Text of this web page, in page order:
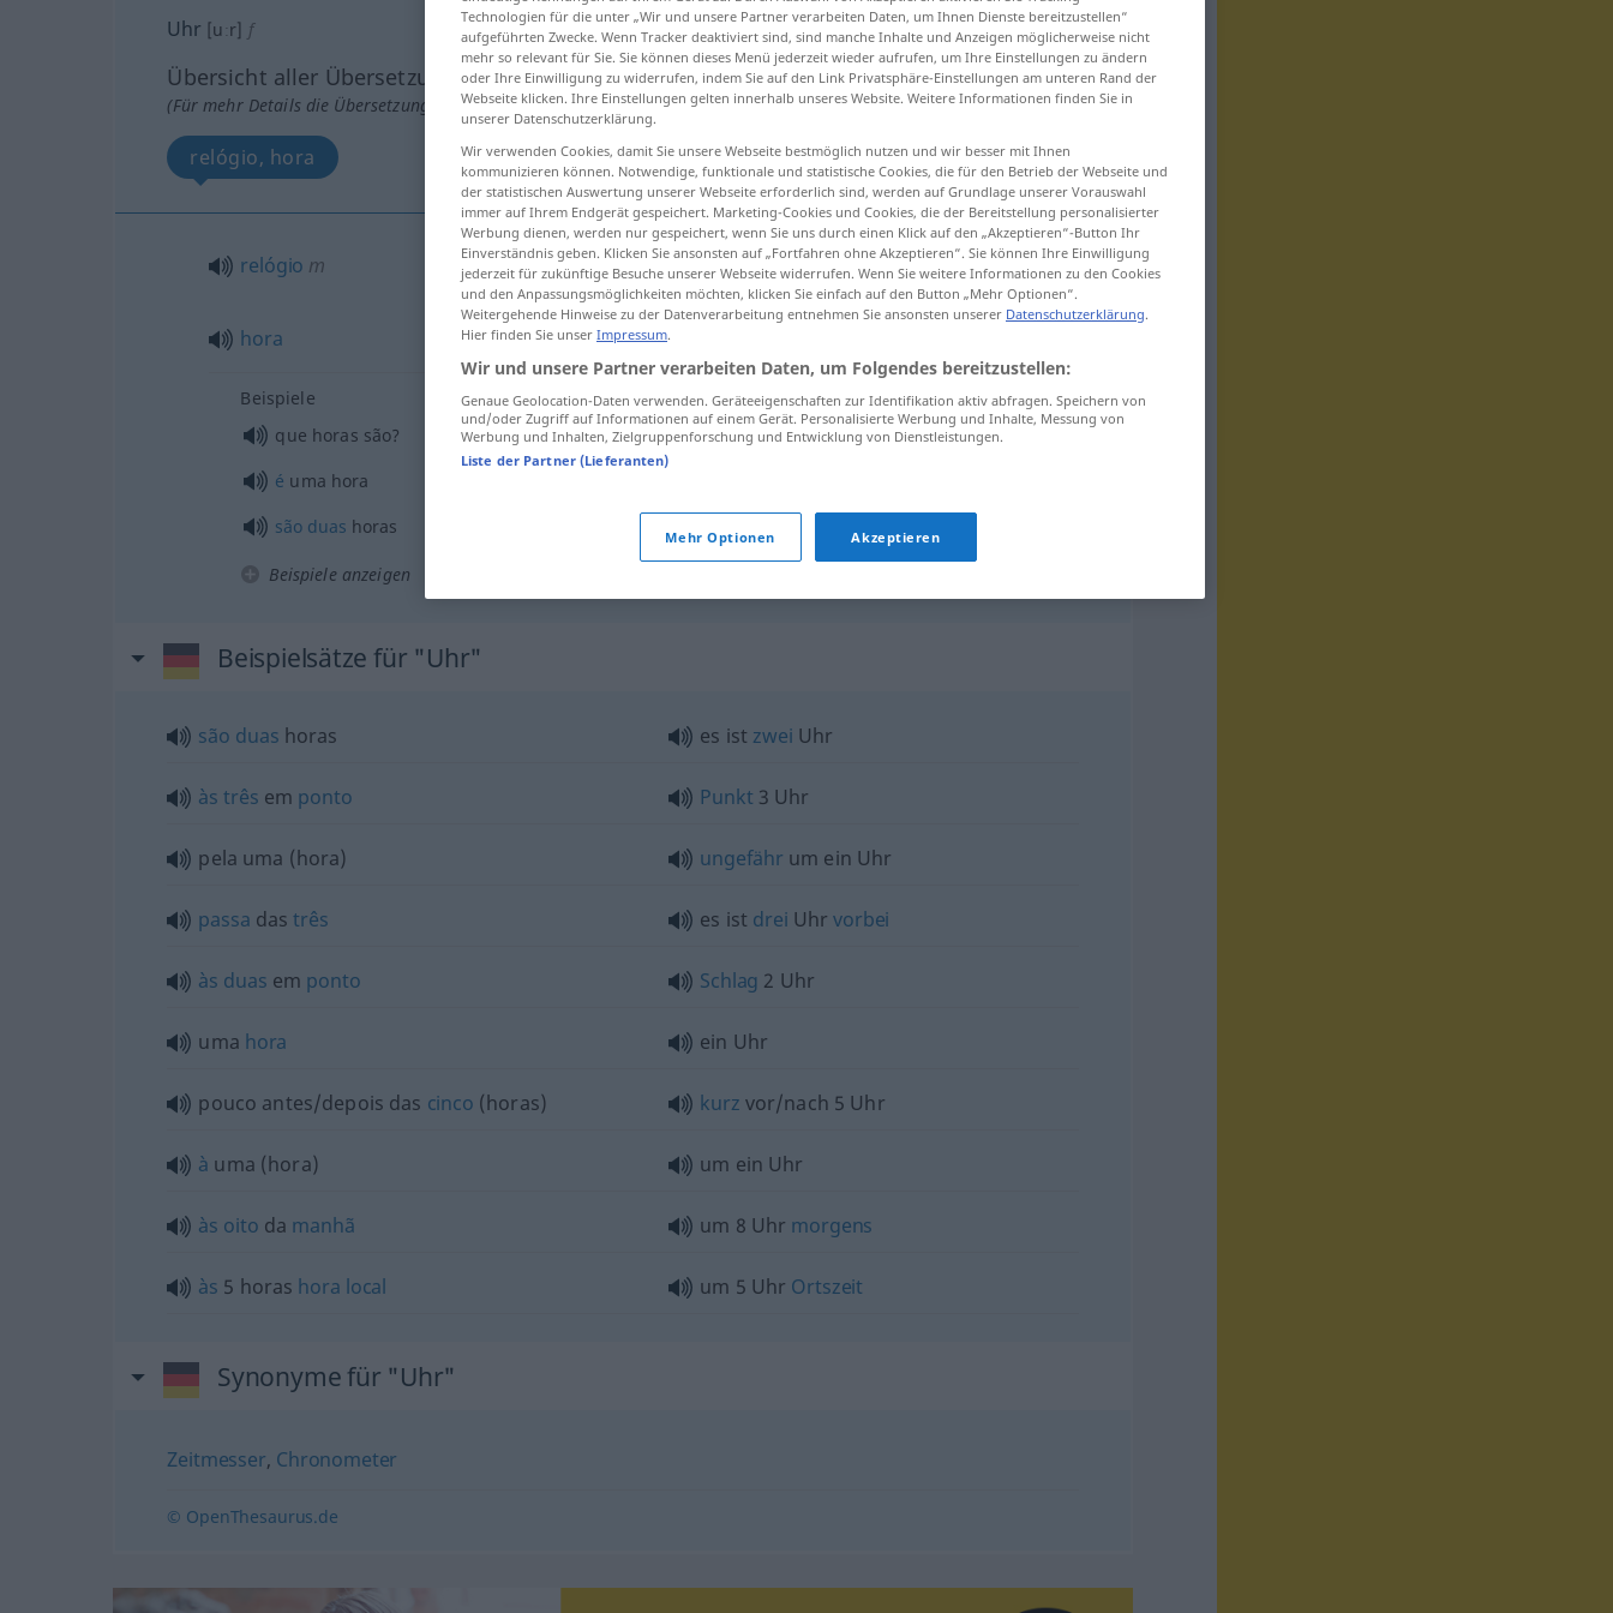
Uhr [uːr] f
Übersicht aller Übersetzungen
(Für mehr Details die Übersetzung anklicken/antippen)
relógio, hora
relógio m Uhr
hora
Beispiele
que horas são?
wievielUhr ist es?
é uma hora
são duas horas
Beispiele anzeigen
Beispielsätze für "Uhr"
são duas horas es ist zwei Uhr
às três em ponto Punkt 3 Uhr
pela uma (hora) ungefähr um ein Uhr
passa dastrês es ist drei Uhrvorbei
às duas em ponto Schlag 2 Uhr
uma hora ein Uhr
pouco antes/depois das cinco (horas) kurz vor/nach 5 Uhr
à uma (hora) um ein Uhr
às oito da manhã um 8 Uhr morgens
às 5 horas hora local um 5 Uhr Ortszeit
Synonyme für "Uhr"
Zeitmesser, Chronometer
© OpenThesaurus.de
Technologien für die unter „Wir und unsere Partner verarbeiten Daten, um Ihnen Dienste bereitzustellen“
aufgeführten Zwecke. Wenn Tracker deaktiviert sind, sind manche Inhalte und Anzeigen möglicherweise nicht
mehr so relevant für Sie. Sie können dieses Menü jederzeit wieder aufrufen, um Ihre Einstellungen zu ändern
oder Ihre Einwilligung zu widerrufen, indem Sie auf den Link Privatsphäre-Einstellungen am unteren Rand der
Webseite klicken. Ihre Einstellungen gelten innerhalb unseres Website. Weitere Informationen finden Sie in
unserer Datenschutzerklärung.
Wir verwenden Cookies, damit Sie unsere Webseite bestmöglich nutzen und wir besser mit Ihnen
kommunizieren können. Notwendige, funktionale und statistische Cookies, die für den Betrieb der Webseite und
der statistischen Auswertung unserer Webseite erforderlich sind, werden auf Grundlage unserer Vorauswahl
immer auf Ihrem Endgerät gespeichert. Marketing-Cookies und Cookies, die der Bereitstellung personalisierter
Werbung dienen, werden nur gespeichert, wenn Sie uns durch einen Klick auf den „Akzeptieren“-Button Ihr
Einverständnis geben. Klicken Sie ansonsten auf „Fortfahren ohne Akzeptieren“. Sie können Ihre Einwilligung
jederzeit für zukünftige Besuche unserer Webseite widerrufen. Wenn Sie weitere Informationen zu den Cookies
und den Anpassungsmöglichkeiten möchten, klicken Sie einfach auf den Button „Mehr Optionen“.
Weitergehende Hinweise zu der Datenverarbeitung entnehmen Sie ansonsten unserer Datenschutzerklärung.
Hier finden Sie unser Impressum.
Wir und unsere Partner verarbeiten Daten, um Folgendes bereitzustellen:
Genaue Geolocation-Daten verwenden. Geräteeigenschaften zur Identifikation aktiv abfragen. Speichern von
und/oder Zugriff auf Informationen auf einem Gerät. Personalisierte Werbung und Inhalte, Messung von
Werbung und Inhalten, Zielgruppenforschung und Entwicklung von Dienstleistungen.
Liste der Partner (Lieferanten)
Mehr Optionen Akzeptieren